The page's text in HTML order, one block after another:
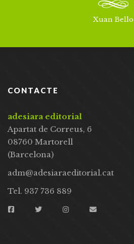
Xuan Bello
CONTACTE
adesiara editorial
Apartat de Correus, 6
08760 Martorell
(Barcelona)
adm@adesiaraeditorial.cat
Tel. 937 736 889